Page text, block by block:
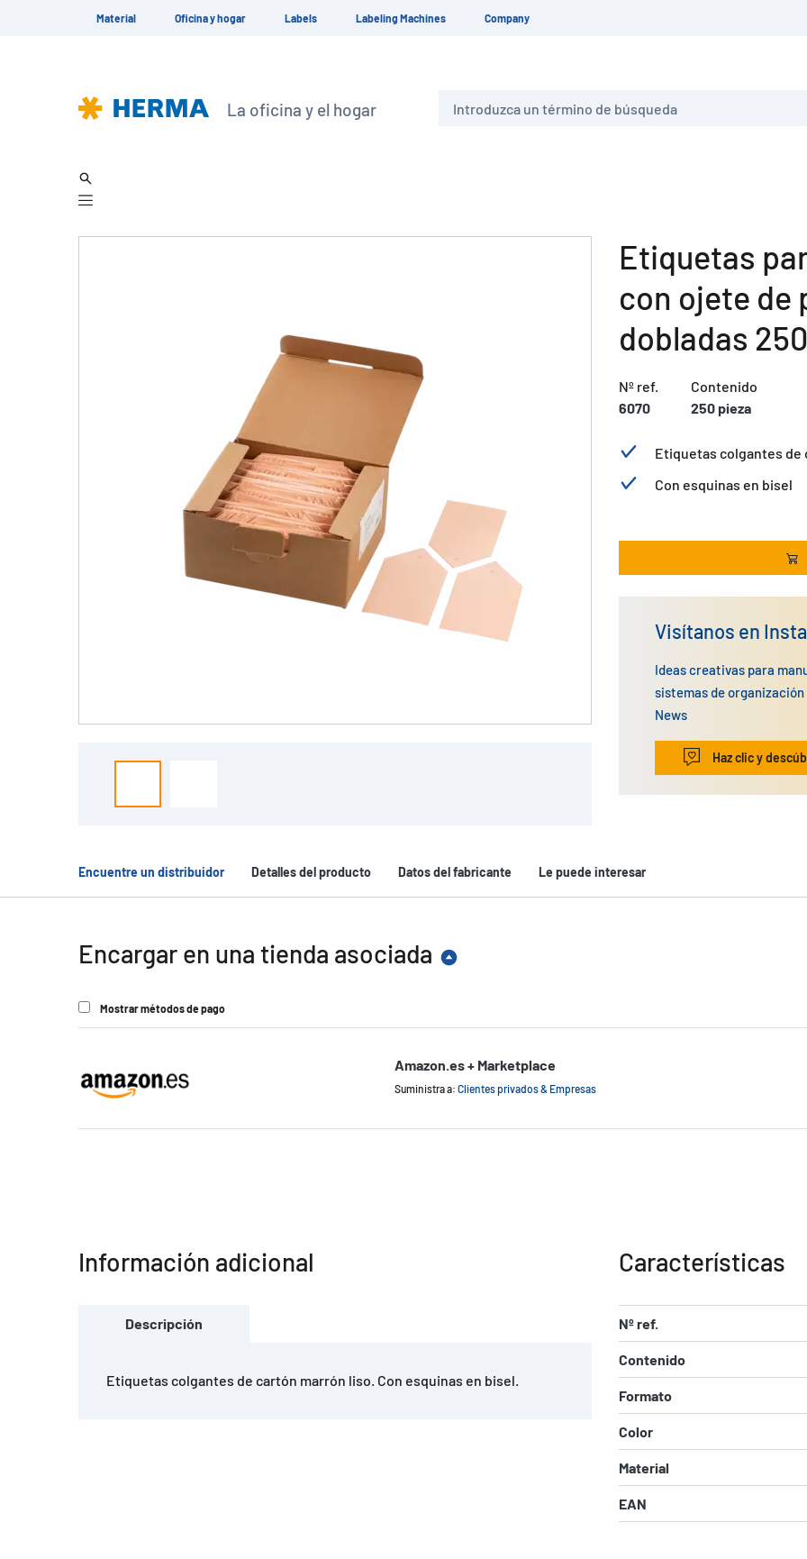
Material Oficina y hogar Labels Labeling Machines Company
La oficina y el hogar
Etiquetas
con ojete de
dobladas
Nº ref.
6070
Contenido
250 pieza
Etiquetas colgantes de
Con esquinas en bisel
Visítanos en
Ideas creativas para
sistemas de organización
News
Haz clic y
Encuentre un distribuidor Detalles del producto Datos del fabricante Le puede interesar
Encargar en una tienda asociada
Mostrar métodos de pago
Amazon.es + Marketplace
Suministra a: Clientes privados & Empresas
Información adicional
Descripción
Etiquetas colgantes de cartón marrón liso. Con esquinas en bisel.
Características
Nº ref.
Contenido
Formato
Color
Material
EAN